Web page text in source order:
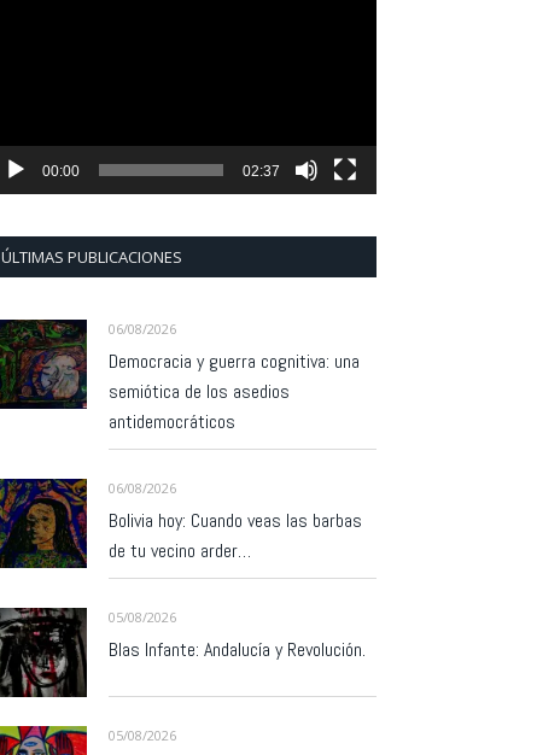
00:00 02:37
ÚLTIMAS PUBLICACIONES
06/08/2026
Democracia y guerra cognitiva: una
semiótica de los asedios
antidemocráticos
06/08/2026
Bolivia hoy: Cuando veas las barbas
de tu vecino arder…
05/08/2026
Blas Infante: Andalucía y Revolución.
05/08/2026